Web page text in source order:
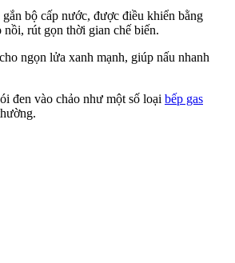
bộ cấp nước, được điều khiển bằng
nồi, rút gọn thời gian chế biến.
ngọn lửa xanh mạnh, giúp nấu nhanh
đen vào chảo như một số loại bếp gas